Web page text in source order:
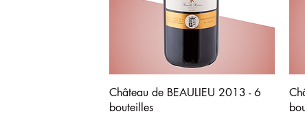
Château de BEAULIEU 2013 - 6
bouteilles